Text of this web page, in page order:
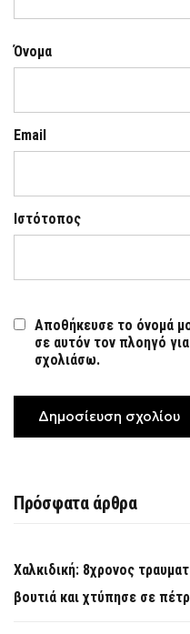
Όνομα
Email
Ιστότοπος
Αποθήκευσε το όνομά
σε αυτόν τον πλοηγό
σχολιάσω.
Πρόσφατα άρθρα
Χαλκιδική: 8χρονος
βουτιά και χτύπησε σε